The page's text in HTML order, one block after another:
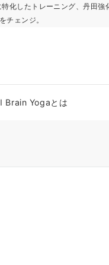
したトレーニング、丹田
チェンジ。
Brain Yogaとは